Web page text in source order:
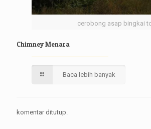
cerobong asap bingkai
Chimney Menara
Baca lebih banyak
komentar ditutup.